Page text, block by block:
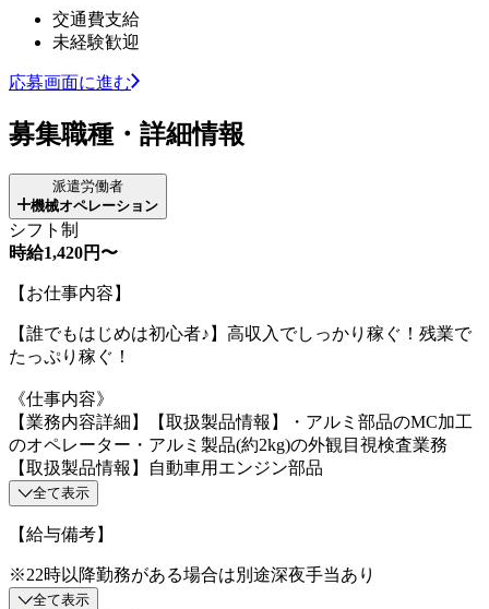
交通費支給
未経験歓迎
応募画面に進む
募集職種・詳細情報
派遣労働者
機械オペレーション
シフト制
時給1,420円〜
【お仕事内容】
【誰でもはじめは初心者♪】高収入でしっかり稼ぐ！残業で
たっぷり稼ぐ！
《仕事内容》
【業務内容詳細】【取扱製品情報】・アルミ部品のMC加工
のオペレーター・アルミ製品(約2kg)の外観目視検査業務
【取扱製品情報】自動車用エンジン部品
全て表示
【給与備考】
※22時以降勤務がある場合は別途深夜手当あり
全て表示